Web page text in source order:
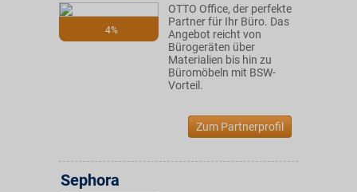
4%
OTTO Office, der perfekte
Partner für Ihr Büro. Das
Angebot reicht von
Bürogeräten über
Materialien bis hin zu
Büromöbeln mit BSW-
Vorteil.
Zum Partnerprofil
Sephora